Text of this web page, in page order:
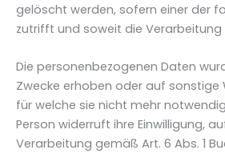
gelöscht werden, sofern einer der
zutrifft und soweit die
Die personenbezogenen Daten
Zwecke erhoben oder auf sonstige
für welche sie nicht mehr
Person widerruft ihre Einwilligung,
Verarbeitung gemäß Art. 6 Abs. 1